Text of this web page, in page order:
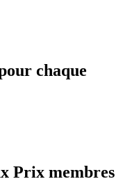
chaque
Prix membres